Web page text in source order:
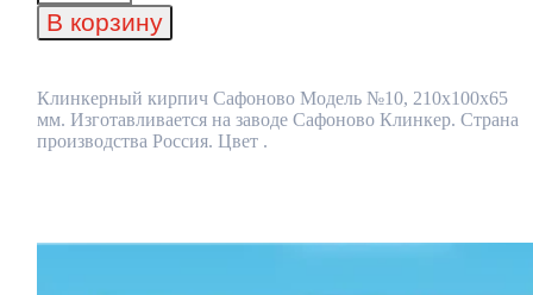
кирпич
Сафоново
210x100x65
мм
В корзину
Клинкерный кирпич Сафоново Модель №10, 210x100x65
мм. Изготавливается на заводе Сафоново Клинкер. Страна
производства Россия. Цвет .